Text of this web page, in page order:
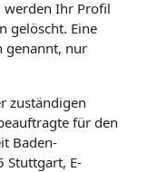
werden Ihr Profil
gelöscht. Eine
genannt, nur
zuständigen
für den
Baden-
Stuttgart, E-